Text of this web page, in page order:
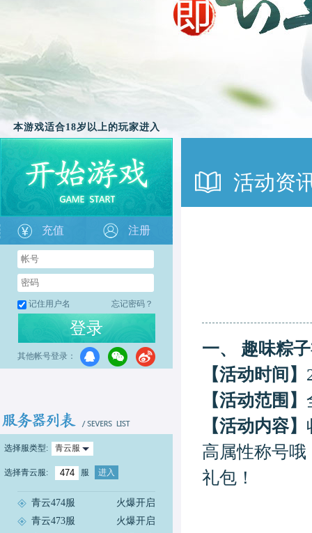
本游戏适合18岁以上的玩家进入
充值 注册
记住用户名 忘记密码？
登录
其他帐号登录：
选择服类型: 青云服
选择青云服: 服 进入
火爆开启
青云474服
火爆开启
青云473服
活动资
一、 趣味粽子
【活动时间】
【活动范围】
【活动内容】
高属性称号哦
礼包！